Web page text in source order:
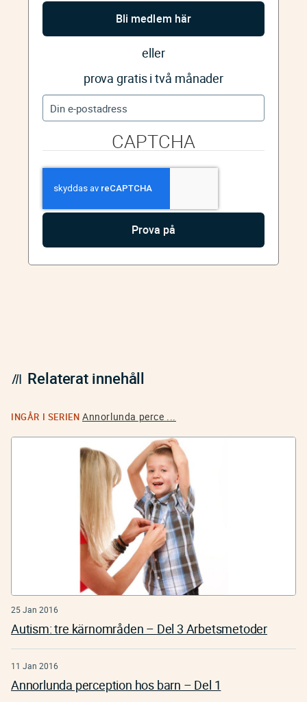
Bli medlem här
eller
prova gratis i två månader
CAPTCHA
Relaterat innehåll
INGÅR I SERIEN Annorlunda perce ...
25 Jan 2016
Autism: tre kärnområden – Del 3 Arbetsmetoder
11 Jan 2016
Annorlunda perception hos barn – Del 1